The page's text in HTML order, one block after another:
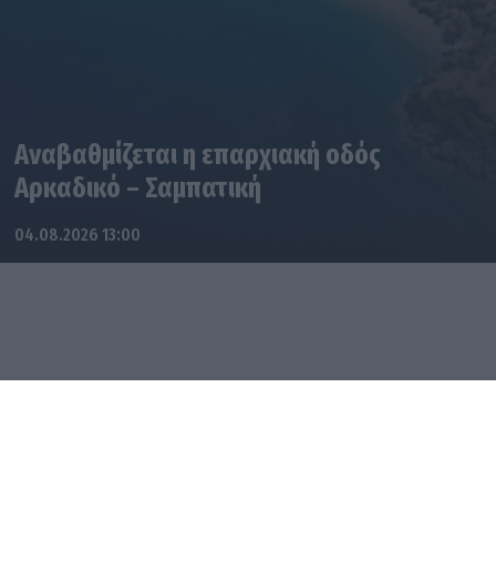
Αναβαθμίζεται η επαρχιακή οδός
Αρκαδικό – Σαμπατική
04.08.2026 13:00